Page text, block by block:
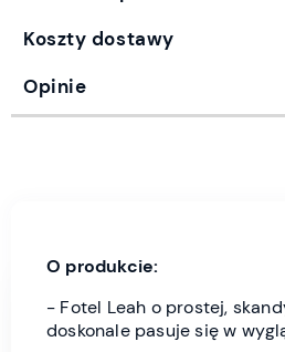
Koszty dostawy
Opinie
O produkcie:
- Fotel Leah o prostej,
doskonale pasuje się w